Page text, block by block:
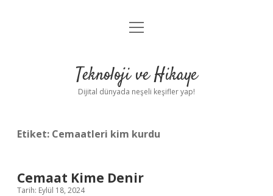
Anasayfa
Yasal Uyarı
menüyü
Teknoloji ve Hikaye
Dijital dünyada neşeli keşifler yap!
Etiket: Cemaatleri kim kurdu
Cemaat Kime Denir
Tarih: Eylül 18, 2024